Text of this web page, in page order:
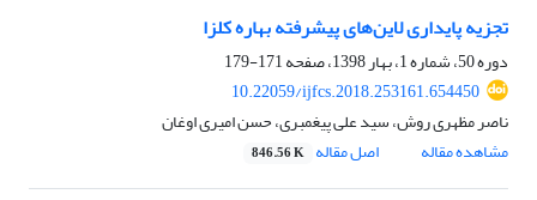
تجزیه پایداری لاین‌های پیشرفته بهاره کلزا
دوره 50، شماره 1، بهار 1398، صفحه
171-179
10.22059/ijfcs.2018.253161.654450
ناصر مظهری روش، سید علی پیغمبری، حسن امیری اوغان
مشاهده مقاله
اصل مقاله 846.56 K